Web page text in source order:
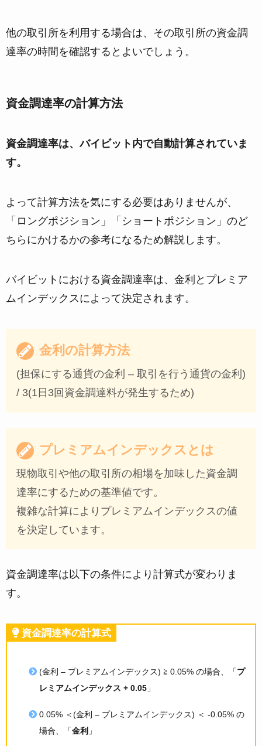
他の取引所を利用する場合は、その取引所の資金調
達率の時間を確認するとよいでしょう。
資金調達率の計算方法
資金調達率は、バイビット内で自動計算されていま
す。
よって計算方法を気にする必要はありませんが、
「ロングポジション」「ショートポジション」のど
ちらにかけるかの参考になるため解説します。
バイビットにおける資金調達率は、金利とプレミア
ムインデックスによって決定されます。
金利の計算方法
(担保にする通貨の金利 – 取引を行う通貨の金利)
/ 3(1日3回資金調達料が発生するため)
プレミアムインデックスとは
現物取引や他の取引所の相場を加味した資金調
達率にするための基準値です。
複雑な計算によりプレミアムインデックスの値
を決定しています。
資金調達率は以下の条件により計算式が変わりま
す。
資金調達率の計算式
(金利 – プレミアムインデックス) ≧ 0.05% の場合、「プ
レミアムインデックス + 0.05」
0.05% ＜(金利 – プレミアムインデックス) ＜ -0.05% の
場合、「金利 」